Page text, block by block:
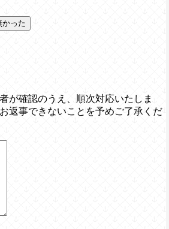
かった
が確認のうえ、順次対応いたしま
返事できないことを予めご了承くだ